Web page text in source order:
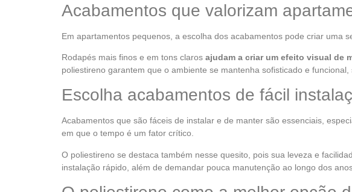
Acabamentos que valorizam
Em apartamentos pequenos, a escolha dos acabamentos pode criar uma
Rodapés mais finos e em tons claros ajudam a criar um efeito visual de
poliestireno garantem que o ambiente se mantenha sofisticado e
Escolha acabamentos de fácil
Acabamentos que são fáceis de instalar e de manter são essenciais,
em que o tempo é um fator crítico.
O poliestireno se destaca também nesse quesito, pois sua leveza e
instalação rápido, além de demandar pouca manutenção ao longo dos